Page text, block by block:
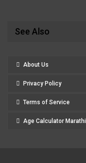
See Also
About Us
Privacy Policy
Terms of Service
Age Calculator Marathi